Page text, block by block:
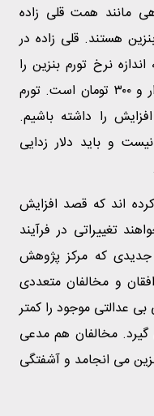
مانند همت قلی زاده
هستند. قلی زاده در
نرخ تورم بنزین را
گران کنیم. بهای تمام شده بنزین هزار و ۳۰۰ تومان است. تورم
را داشته باشیم.
و باید دلار زدایی
اند که قصد افزایش
تغییراتی در فرآیند
که مرکز پژوهش
و مخالفان متعددی
عدالتی موجود را کمتر
مخالفان هم مدعی
می انجامد و آشفتگی